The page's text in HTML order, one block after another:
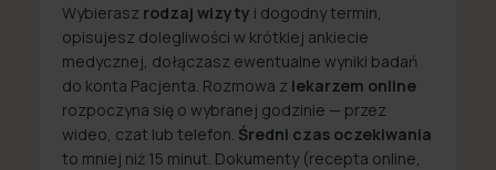
Wybierasz rodzaj wizyty i dogodny termin,
opisujesz dolegliwości w krótkiej ankiecie
medycznej, dołączasz ewentualne wyniki badań
do konta Pacjenta. Rozmowa z lekarzem online
rozpoczyna się o wybranej godzinie — przez
wideo, czat lub telefon. Średni czas oczekiwania
to mniej niż 15 minut. Dokumenty (recepta online,